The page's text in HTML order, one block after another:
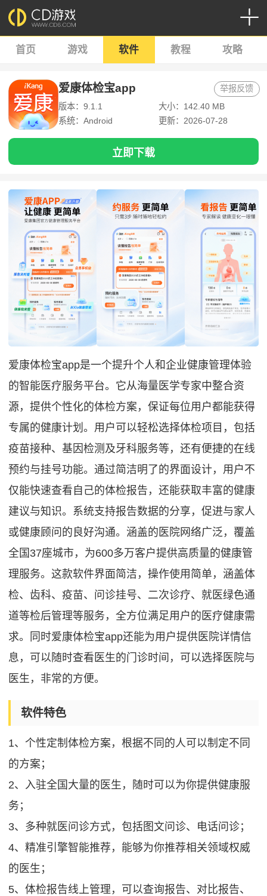
首页 游戏 软件 教程 攻略
爱康体检宝app
版本：9.1.1
大小：142.40 MB
系统：Android
更新：2026-07-28
举报反馈
立即下载
爱康体检宝app是一个提升个人和企业健康管理体验
的智能医疗服务平台。它从海量医学专家中整合资
源，提供个性化的体检方案，保证每位用户都能获得
专属的健康计划。用户可以轻松选择体检项目，包括
疫苗接种、基因检测及牙科服务等，还有便捷的在线
预约与挂号功能。通过简洁明了的界面设计，用户不
仅能快速查看自己的体检报告，还能获取丰富的健康
建议与知识。系统支持报告数据的分享，促进与家人
或健康顾问的良好沟通。涵盖的医院网络广泛，覆盖
全国37座城市，为600多万客户提供高质量的健康管
理服务。这款软件界面简洁，操作使用简单，涵盖体
检、齿科、疫苗、问诊挂号、二次诊疗、就医绿色通
道等检后管理等服务，全方位满足用户的医疗健康需
求。同时爱康体检宝app还能为用户提供医院详情信
息，可以随时查看医生的门诊时间，可以选择医院与
医生，非常的方便。
软件特色
1、个性定制体检方案，根据不同的人可以制定不同
的方案；
2、入驻全国大量的医生，随时可以为你提供健康服
务；
3、多种就医问诊方式，包括图文问诊、电话问诊；
4、精准引擎智能推荐，能够为你推荐相关领域权威
的医生；
5、体检报告线上管理，可以查询报告、对比报告、